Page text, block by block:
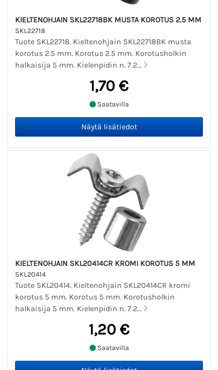
KIELTENOHJAIN SKL22718BK MUSTA KOROTUS 2.5 MM
SKL22718
Tuote SKL22718. Kieltenohjain SKL22718BK musta
korotus 2.5 mm. Korotus 2.5 mm. Korotusholkin
halkaisija 5 mm. Kielenpidin n. 7.2...
1,70 €
Saatavilla
KIELTENOHJAIN SKL20414CR KROMI KOROTUS 5 MM
SKL20414
Tuote SKL20414. Kieltenohjain SKL20414CR kromi
korotus 5 mm. Korotus 5 mm. Korotusholkin
halkaisija 5 mm. Kielenpidin n. 7.2...
1,20 €
Saatavilla